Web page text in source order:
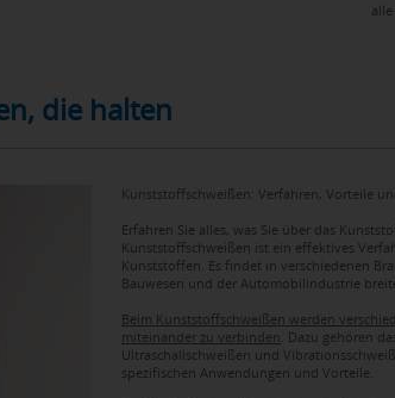
die halten
Kunststoffschweißen: Verfahren, Vorteile
Erfahren Sie alles, was Sie über das
Kunststoffschweißen ist ein effektives
Kunststoffen. Es findet in verschiedenen
Bauwesen und der Automobilindustrie
Beim Kunststoffschweißen werden
miteinander zu verbinden. Dazu gehören
Ultraschallschweißen und
spezifischen Anwendungen und Vorteile.